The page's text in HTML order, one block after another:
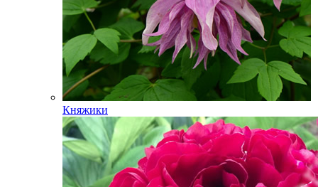
Княжики